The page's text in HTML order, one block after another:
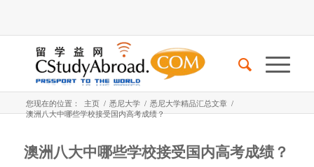
您现在的位置： 主页 / 悉尼大学 / 悉尼大学精品汇总文章 /
澳洲八大中哪些学校接受国内高考成绩？
澳洲八大中哪些学校接受国内高考成绩？